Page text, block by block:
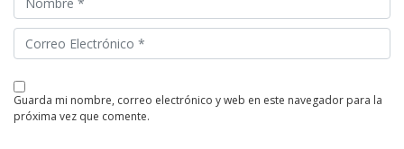
guarda mi nombre, correo electrónico y web en este navegador para la
próxima vez que comente.